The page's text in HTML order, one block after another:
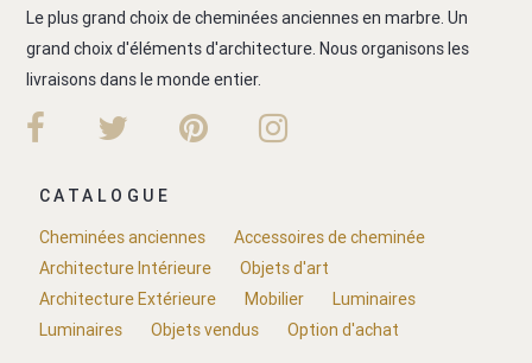
Le plus grand choix de cheminées anciennes en marbre. Un
grand choix d'éléments d'architecture. Nous organisons les
livraisons dans le monde entier.
CATALOGUE
Cheminées anciennes
Accessoires de cheminée
Architecture Intérieure
Objets d'art
Architecture Extérieure
Mobilier
Luminaires
Luminaires
Objets vendus Option d'achat